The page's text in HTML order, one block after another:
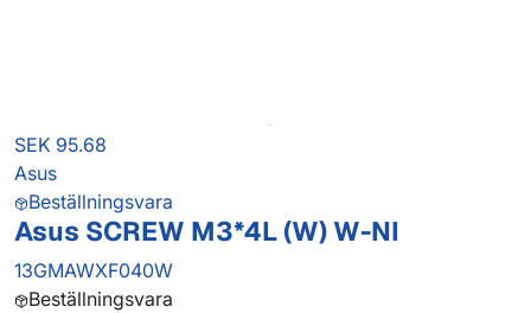
SEK 95.68
Asus
Beställningsvara
Asus SCREW M3*4L (W) W-NI
13GMAWXF040W
Beställningsvara